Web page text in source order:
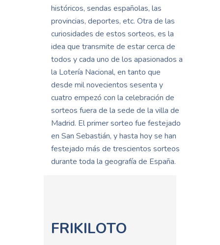
históricos, sendas españolas, las
provincias, deportes, etc. Otra de las
curiosidades de estos sorteos, es la
idea que transmite de estar cerca de
todos y cada uno de los apasionados a
la Lotería Nacional, en tanto que
desde mil novecientos sesenta y
cuatro empezó con la celebración de
sorteos fuera de la sede de la villa de
Madrid. El primer sorteo fue festejado
en San Sebastián, y hasta hoy se han
festejado más de trescientos sorteos
durante toda la geografía de España.
FRIKILOTO